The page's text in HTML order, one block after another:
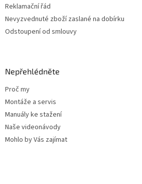
Reklamační řád
Nevyzvednuté zboží zaslané na dobírku
Odstoupení od smlouvy
Nepřehlédněte
Proč my
Montáže a servis
Manuály ke stažení
Naše videonávody
Mohlo by Vás zajímat